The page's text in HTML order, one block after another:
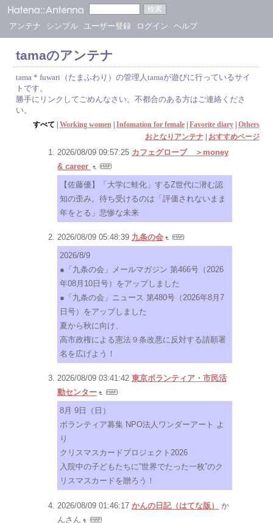
アンテナ シンプル ユーザー登録 ログイン ヘルプ
tamaのアンテナ
tama * fuwari（たまふわり）の管理人tamaが遊びに行っているサイ
トです。
勝手にリンクしてごめんなさい。不都合のある方はご連絡くださ
い。
すべて | Working women| Infomation for female| Favorite diary| Others
おとなりアンテナ| おすすめページ
2026/08/09 09:57:25 カフェグローブ ＞money
& career
【佐藤優】「大学に蛙化」するZ世代に潜む認
知の歪み。待ち受けるのは「評価されないまま
年をとる」悲惨な未来
2026/08/09 05:48:39 九条の会
2026/8/9
●「九条の会」メールマガジン 第466号（2026
年08月10日号）をアップしました
●「九条の会」ニュース 第480号（2026年8月7
日号）をアップしました
夏から秋に向け、
高市政権による憲法９条改悪に反対する請願署
名を広げよう！
2026/08/09 03:41:42 東京ボランティア・市民活
動センター
8月 9日（日）
ボランティア募集 NPO法人ワンダーアート よ
り
クリスマスカードプロジェクト2026
入院中の子どもたちに”世界でたった一枚”のク
リスマスカードを贈ろう！
2026/08/09 01:46:17 かんの日記（はてな版）
か
んさん